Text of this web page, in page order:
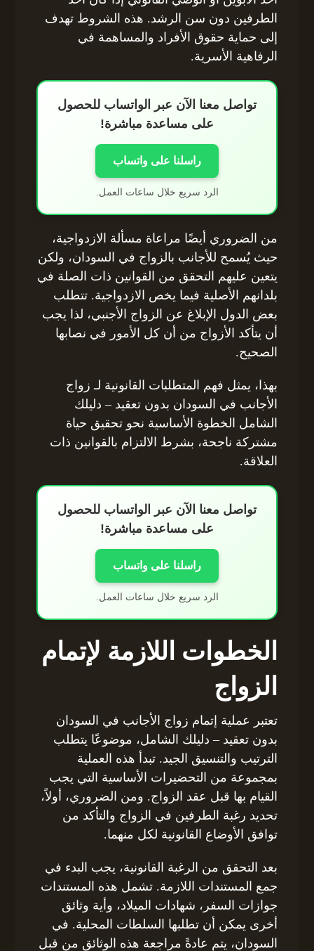
الطرفين دون سن الرشد. هذه الشروط تهدف
إلى حماية حقوق الأفراد والمساهمة في
الرفاهية الأسرية.
تواصل معنا الآن عبر الواتساب للحصول
على مساعدة مباشرة!
راسلنا على واتساب
الرد سريع خلال ساعات العمل.
من الضروري أيضًا مراعاة مسألة الازدواجية،
حيث يُسمح للأجانب بالزواج في السودان، ولكن
يتعين عليهم التحقق من القوانين ذات الصلة في
بلدانهم الأصلية فيما يخص الازدواجية. تتطلب
بعض الدول الإبلاغ عن الزواج الأجنبي، لذا يجب
أن يتأكد الأزواج من أن كل الأمور في نصابها
الصحيح.
بهذا، يمثل فهم المتطلبات القانونية لـ زواج
الأجانب في السودان بدون تعقيد – دليلك
الشامل الخطوة الأساسية نحو تحقيق حياة
مشتركة ناجحة، بشرط الالتزام بالقوانين ذات
العلاقة.
تواصل معنا الآن عبر الواتساب للحصول
على مساعدة مباشرة!
راسلنا على واتساب
الرد سريع خلال ساعات العمل.
الخطوات اللازمة لإتمام
الزواج
تعتبر عملية إتمام زواج الأجانب في السودان
بدون تعقيد – دليلك الشامل، موضوعًا يتطلب
الترتيب والتنسيق الجيد. تبدأ هذه العملية
بمجموعة من التحضيرات الأساسية التي يجب
القيام بها قبل عقد الزواج. ومن الضروري، أولاً،
تحديد رغبة الطرفين في الزواج والتأكد من
توافق الأوضاع القانونية لكل منهما.
بعد التحقق من الرغبة القانونية، يجب البدء في
جمع المستندات اللازمة. تشمل هذه المستندات
جوازات السفر، شهادات الميلاد، وأية وثائق
أخرى يمكن أن تطلبها السلطات المحلية. في
السودان، يتم عادةً مراجعة هذه الوثائق من قبل